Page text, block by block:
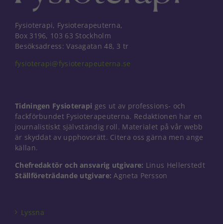
Fysioterapi, Fysioterapeuterna,
Box 3196, 103 63 Stockholm
Besöksadress: Vasagatan 48, 3 tr
fysioterapi@fysioterapeuterna.se
Tidningen Fysioterapi ges ut av professions- och
fackförbundet Fysioterapeuterna. Redaktionen har en
journalistiskt självständig roll. Materialet på vår webb
är skyddat av upphovsrätt. Citera oss gärna men ange
källan.
Chefredaktör och ansvarig utgivare: Linus Hellerstedt
Ställföreträdande utgivare: Agneta Persson
Lyssna
Nödvändiga